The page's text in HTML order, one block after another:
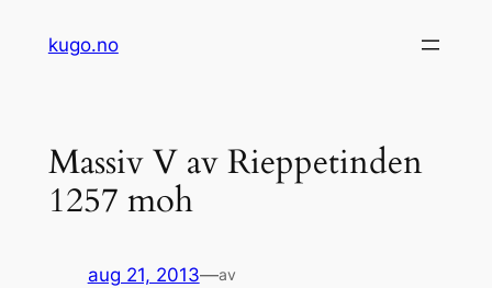
kugo.no
Massiv V av Rieppetinden
1257 moh
aug 21, 2013—av